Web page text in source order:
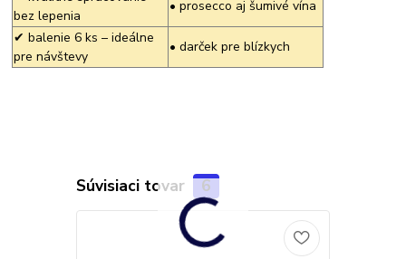
bez lepenia
• prosecco aj šumivé vína
✔ balenie 6 ks – ideálne
pre návštevy
• darček pre blízkych
Súvisiaci tovar 6